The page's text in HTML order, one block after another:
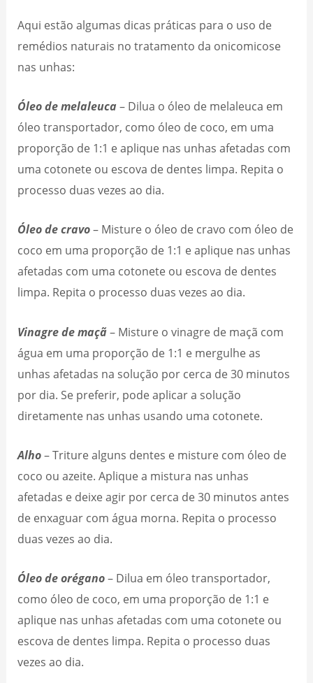
Aqui estão algumas dicas práticas para o uso de
remédios naturais no tratamento da onicomicose
nas unhas:
Óleo de melaleuca – Dilua o óleo de melaleuca em
óleo transportador, como óleo de coco, em uma
proporção de 1:1 e aplique nas unhas afetadas com
uma cotonete ou escova de dentes limpa. Repita o
processo duas vezes ao dia.
Óleo de cravo– Misture o óleo de cravo com óleo de
coco em uma proporção de 1:1 e aplique nas unhas
afetadas com uma cotonete ou escova de dentes
limpa. Repita o processo duas vezes ao dia.
Vinagre de maçã – Misture o vinagre de maçã com
água em uma proporção de 1:1 e mergulhe as
unhas afetadas na solução por cerca de 30 minutos
por dia. Se preferir, pode aplicar a solução
diretamente nas unhas usando uma cotonete.
Alho– Triture alguns dentes e misture com óleo de
coco ou azeite. Aplique a mistura nas unhas
afetadas e deixe agir por cerca de 30 minutos antes
de enxaguar com água morna. Repita o processo
duas vezes ao dia.
Óleo de orégano– Dilua em óleo transportador,
como óleo de coco, em uma proporção de 1:1 e
aplique nas unhas afetadas com uma cotonete ou
escova de dentes limpa. Repita o processo duas
vezes ao dia.